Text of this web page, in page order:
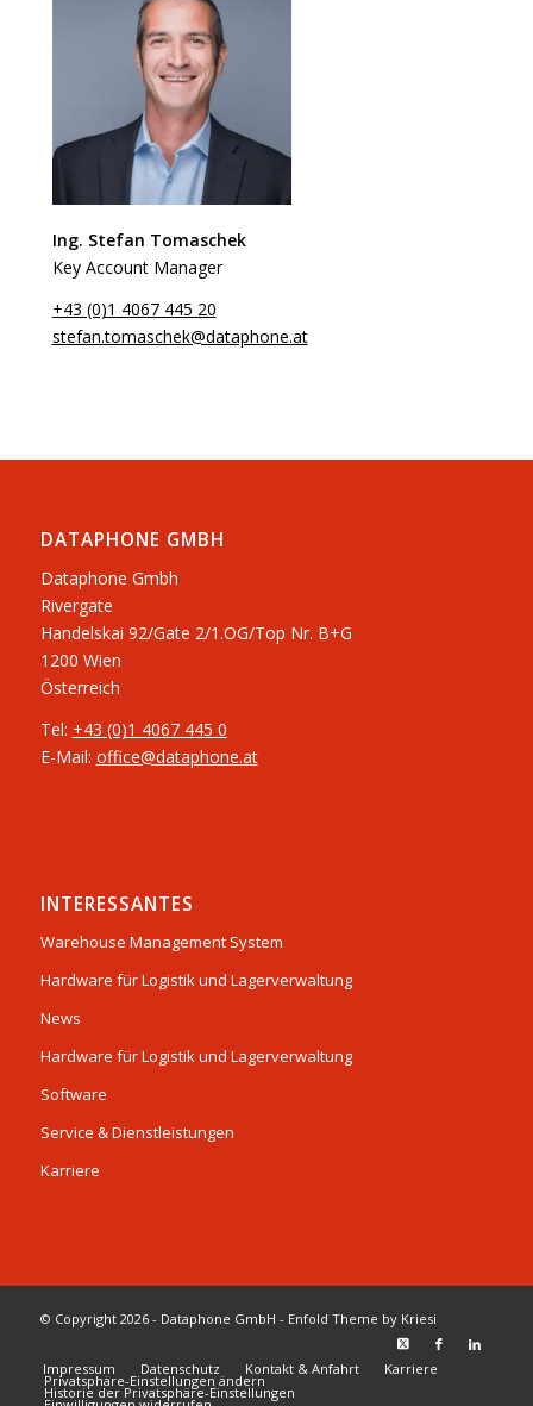
Ing. Stefan Tomaschek
Key Account Manager
+43 (0)1 4067 445 20
stefan.tomaschek@dataphone.at
DATAPHONE GMBH
Dataphone Gmbh
Rivergate
​Handelskai 92/Gate 2/1.OG/Top Nr. B+G
1200 Wien
Österreich
Tel: +43 (0)1 4067 445 0
E-Mail: office@dataphone.at
INTERESSANTES
Warehouse Management System
Hardware für Logistik und Lagerverwaltung
News
Hardware für Logistik und Lagerverwaltung
Software
Service & Dienstleistungen
Karriere
© Copyright 2026 - Dataphone GmbH - Enfold Theme by Kriesi
Impressum Datenschutz Kontakt & Anfahrt Karriere
Privatsphäre-Einstellungen ändern
Historie der Privatsphäre-Einstellungen